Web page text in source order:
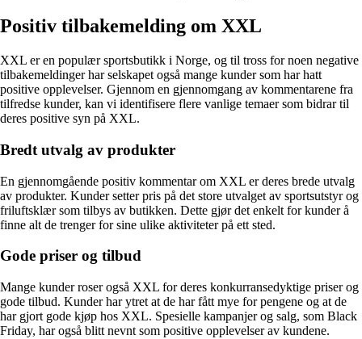
Positiv tilbakemelding om XXL
XXL er en populær sportsbutikk i Norge, og til tross for noen negative
tilbakemeldinger har selskapet også mange kunder som har hatt
positive opplevelser. Gjennom en gjennomgang av kommentarene fra
tilfredse kunder, kan vi identifisere flere vanlige temaer som bidrar til
deres positive syn på XXL.
Bredt utvalg av produkter
En gjennomgående positiv kommentar om XXL er deres brede utvalg
av produkter. Kunder setter pris på det store utvalget av sportsutstyr og
friluftsklær som tilbys av butikken. Dette gjør det enkelt for kunder å
finne alt de trenger for sine ulike aktiviteter på ett sted.
Gode priser og tilbud
Mange kunder roser også XXL for deres konkurransedyktige priser og
gode tilbud. Kunder har ytret at de har fått mye for pengene og at de
har gjort gode kjøp hos XXL. Spesielle kampanjer og salg, som Black
Friday, har også blitt nevnt som positive opplevelser av kundene.